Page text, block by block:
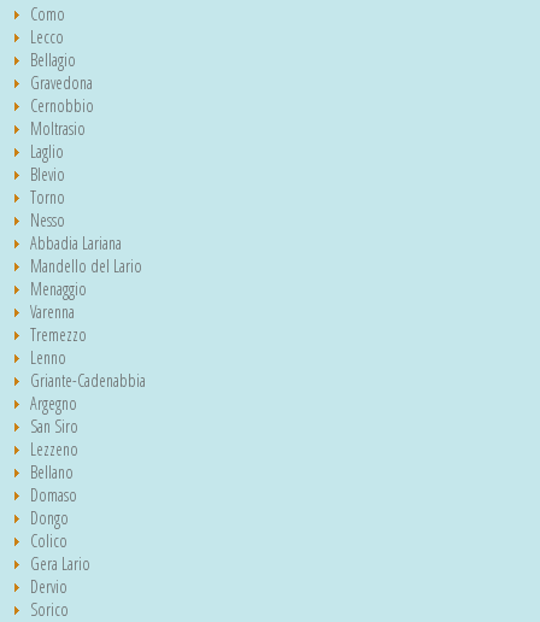
Como
Lecco
Bellagio
Gravedona
Cernobbio
Moltrasio
Laglio
Blevio
Torno
Nesso
Abbadia Lariana
Mandello del Lario
Menaggio
Varenna
Tremezzo
Lenno
Griante-Cadenabbia
Argegno
San Siro
Lezzeno
Bellano
Domaso
Dongo
Colico
Gera Lario
Dervio
Sorico